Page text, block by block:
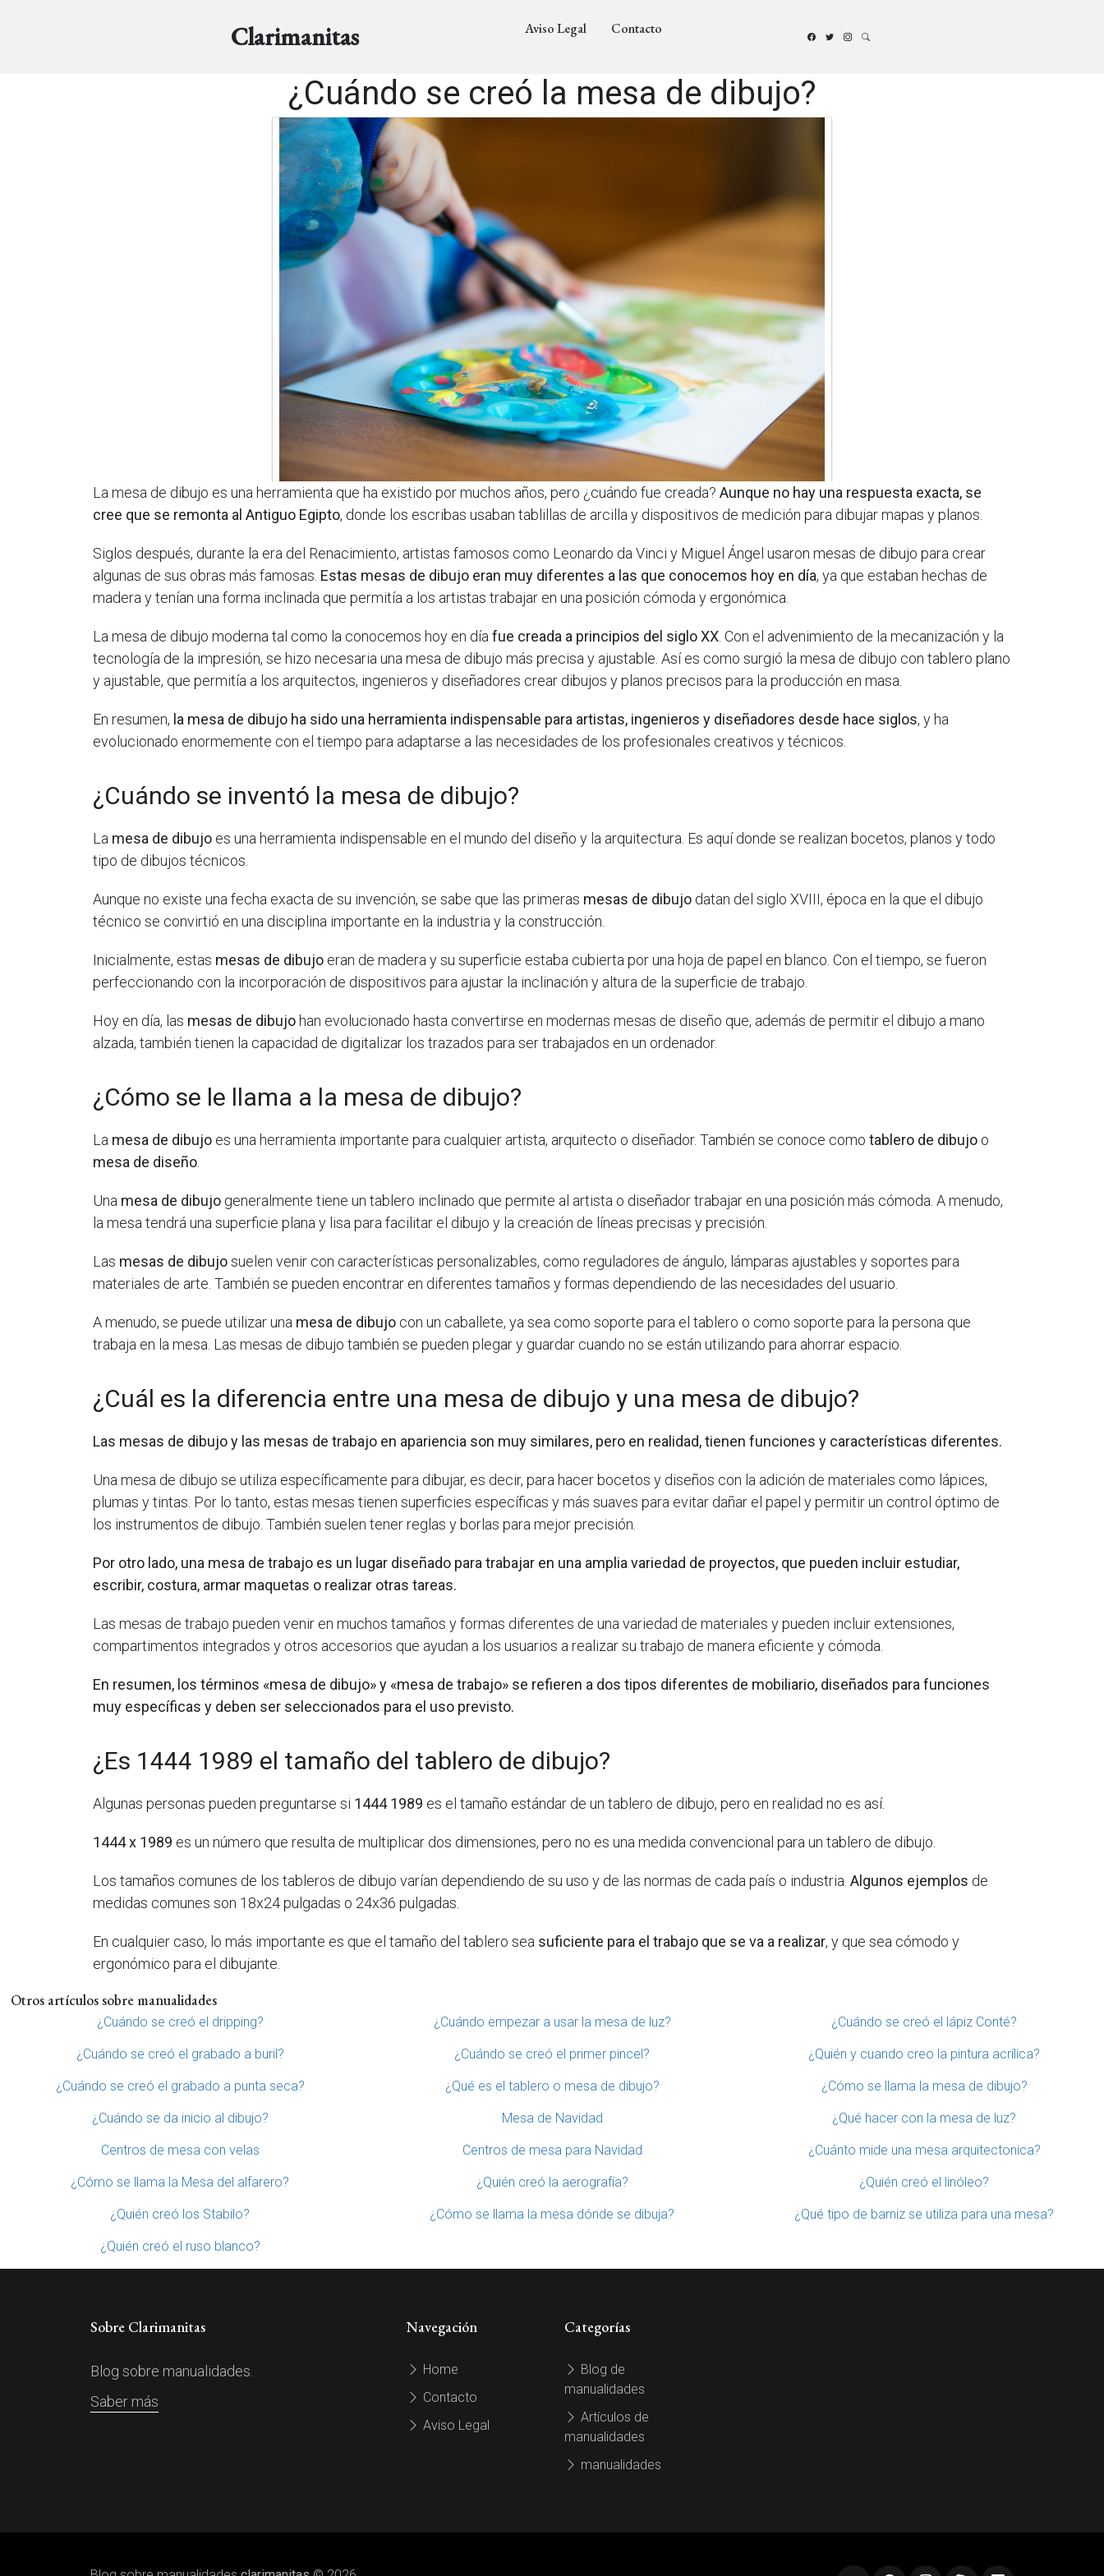
Clarimanitas Aviso Legal Contacto
¿Cuándo se creó la mesa de dibujo?
La mesa de dibujo es una herramienta que ha existido por muchos años, pero ¿cuándo fue creada?Aunque no hay una respuesta exacta, se
cree que se remonta al Antiguo Egipto, donde los escribas usaban tablillas de arcilla y dispositivos de medición para dibujar mapas y planos.
Siglos después, durante la era del Renacimiento, artistas famosos como Leonardo da Vinci y Miguel Ángel usaron mesas de dibujo para crear
algunas de sus obras más famosas. Estas mesas de dibujo eran muy diferentes a las que conocemos hoy en día, ya que estaban hechas de
madera y tenían una forma inclinada que permitía a los artistas trabajar en una posición cómoda y ergonómica.
La mesa de dibujo moderna tal como la conocemos hoy en díafue creada a principios del siglo XX. Con el advenimiento de la mecanización y la
tecnología de la impresión, se hizo necesaria una mesa de dibujo más precisa y ajustable. Así es como surgió la mesa de dibujo con tablero plano
y ajustable, que permitía a los arquitectos, ingenieros y diseñadores crear dibujos y planos precisos para la producción en masa.
En resumen, la mesa de dibujo ha sido una herramienta indispensable para artistas, ingenieros y diseñadores desde hace siglos, y ha
evolucionado enormemente con el tiempo para adaptarse a las necesidades de los profesionales creativos y técnicos.
¿Cuándo se inventó la mesa de dibujo?
La mesa de dibujo es una herramienta indispensable en el mundo del diseño y la arquitectura. Es aquí donde se realizan bocetos, planos y todo
tipo de dibujos técnicos.
Aunque no existe una fecha exacta de su invención, se sabe que las primeras mesas de dibujo datan del siglo XVIII, época en la que el dibujo
técnico se convirtió en una disciplina importante en la industria y la construcción.
Inicialmente, estas mesas de dibujo eran de madera y su superficie estaba cubierta por una hoja de papel en blanco. Con el tiempo, se fueron
perfeccionando con la incorporación de dispositivos para ajustar la inclinación y altura de la superficie de trabajo.
Hoy en día, las mesas de dibujo han evolucionado hasta convertirse en modernas mesas de diseño que, además de permitir el dibujo a mano
alzada, también tienen la capacidad de digitalizar los trazados para ser trabajados en un ordenador.
¿Cómo se le llama a la mesa de dibujo?
La mesa de dibujo es una herramienta importante para cualquier artista, arquitecto o diseñador. También se conoce comotablero de dibujo o
mesa de diseño.
Una mesa de dibujo generalmente tiene un tablero inclinado que permite al artista o diseñador trabajar en una posición más cómoda. A menudo,
la mesa tendrá una superficie plana y lisa para facilitar el dibujo y la creación de líneas precisas y precisión.
Las mesas de dibujosuelen venir con características personalizables, como reguladores de ángulo, lámparas ajustables y soportes para
materiales de arte. También se pueden encontrar en diferentes tamaños y formas dependiendo de las necesidades del usuario.
A menudo, se puede utilizar una mesa de dibujo con un caballete, ya sea como soporte para el tablero o como soporte para la persona que
trabaja en la mesa. Las mesas de dibujo también se pueden plegar y guardar cuando no se están utilizando para ahorrar espacio.
¿Cuál es la diferencia entre una mesa de dibujo y una mesa de dibujo?
Las mesas de dibujo y las mesas de trabajo en apariencia son muy similares, pero en realidad, tienen funciones y características diferentes.
Una mesa de dibujo se utiliza específicamente para dibujar, es decir, para hacer bocetos y diseños con la adición de materiales como lápices,
plumas y tintas. Por lo tanto, estas mesas tienen superficies específicas y más suaves para evitar dañar el papel y permitir un control óptimo de
los instrumentos de dibujo. También suelen tener reglas y borlas para mejor precisión.
Por otro lado, una mesa de trabajo es un lugar diseñado para trabajar en una amplia variedad de proyectos, que pueden incluir estudiar,
escribir, costura, armar maquetas o realizar otras tareas.
Las mesas de trabajo pueden venir en muchos tamaños y formas diferentes de una variedad de materiales y pueden incluir extensiones,
compartimentos integrados y otros accesorios que ayudan a los usuarios a realizar su trabajo de manera eficiente y cómoda.
En resumen, los términos «mesa de dibujo» y «mesa de trabajo» se refieren a dos tipos diferentes de mobiliario, diseñados para funciones
muy específicas y deben ser seleccionados para el uso previsto.
¿Es 1444 1989 el tamaño del tablero de dibujo?
Algunas personas pueden preguntarse si 1444 1989 es el tamaño estándar de un tablero de dibujo, pero en realidad no es así.
1444 x 1989 es un número que resulta de multiplicar dos dimensiones, pero no es una medida convencional para un tablero de dibujo.
Los tamaños comunes de los tableros de dibujo varían dependiendo de su uso y de las normas de cada país o industria.Algunos ejemplos de
medidas comunes son 18x24 pulgadas o 24x36 pulgadas.
En cualquier caso, lo más importante es que el tamaño del tablero sea suficiente para el trabajo que se va a realizar, y que sea cómodo y
ergonómico para el dibujante.
Otros artículos sobre manualidades
¿Cuándo se creó el dripping? ¿Cuándo empezar a usar la mesa de luz? ¿Cuándo se creó el lápiz Conté?
¿Cuándo se creó el grabado a buril? ¿Cuándo se creó el primer pincel? ¿Quién y cuando creo la pintura acrílica?
¿Cuándo se creó el grabado a punta seca? ¿Qué es el tablero o mesa de dibujo? ¿Cómo se llama la mesa de dibujo?
¿Cuándo se da inicio al dibujo? Mesa de Navidad ¿Qué hacer con la mesa de luz?
Centros de mesa con velas Centros de mesa para Navidad ¿Cuánto mide una mesa arquitectonica?
¿Cómo se llama la Mesa del alfarero? ¿Quién creó la aerografía? ¿Quién creó el linóleo?
¿Quién creó los Stabilo? ¿Cómo se llama la mesa dónde se dibuja? ¿Qué tipo de barniz se utiliza para una mesa?
¿Quién creó el ruso blanco?
Sobre Clarimanitas
Blog sobre manualidades.
Saber más
Navegación
Home
Contacto
Aviso Legal
Categorías
Blog de
manualidades
Artículos de
manualidades
manualidades